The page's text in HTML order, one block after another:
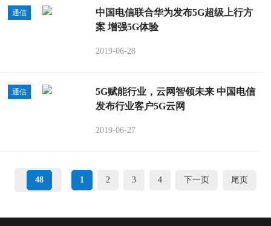
通信
中国电信联合华为发布5G超级上行方
案 增强5G体验
2019-06-28
通信
5G赋能行业，云网智领未来 中国电信
发布行业客户5G云网
2019-06-27
48 1 2 3 4 下一页 尾页